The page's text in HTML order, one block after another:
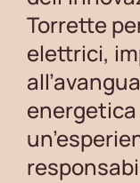
Torrette
elettrici,
energetica